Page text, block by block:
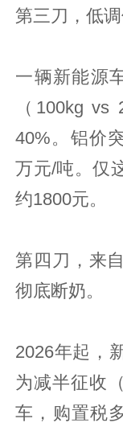
第三刀，低
一辆新能源
（100kg
40%。铝价
万元/吨。仅
约1800元。
第四刀，来
彻底断奶。
2026年起，
为减半征收
车，购置税